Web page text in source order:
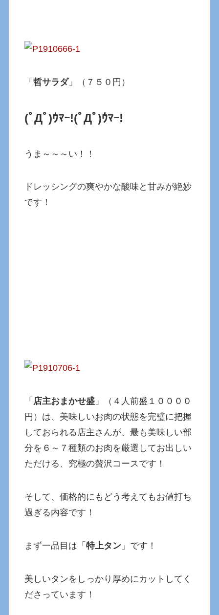
「哲サラダ」（７５０円）
(ﾟДﾟ)ｳﾏｰ!(ﾟДﾟ)ｳﾏｰ!
うま～～～い！！
ドレッシングの爽やかな酸味と甘みが絶妙
です！
「 店主おまかせ盛 」（４人前盛１００００
円）は、美味しいお肉の状態を完璧に把握
しておられる店主さんが、最も美味しい部
分を６～７種類のお肉を厳選してお出しい
ただける、究極の贅沢コースです！
そして、価格的にもどう考えてもお値打ち
過ぎる内容です！
まず一品目は「特上タン 」です！
美しいタンをしっかり厚めにカットしてく
ださっています！